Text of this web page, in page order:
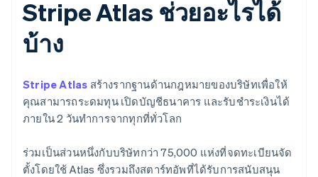
Stripe Atlas ช่วยอะไรได้
บ้าง
Stripe Atlas สร้างรากฐานด้านกฎหมายของบริษัทเพื่อให้
คุณสามารถระดมทุน เปิดบัญชีธนาคาร และรับชำระเงินได้
ภายใน 2 วันทำการจากทุกที่ทั่วโลก
ร่วมเป็นส่วนหนึ่งกับบริษัทกว่า 75,000 แห่งที่จดทะเบียนจัด
ตั้งโดยใช้ Atlas ซึ่งรวมถึงสตาร์ทอัพที่ได้รับการสนับสนุน